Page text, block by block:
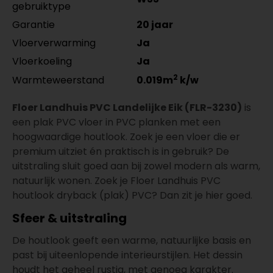
gebruiktype
Garantie
20 jaar
Vloerverwarming
Ja
Vloerkoeling
Ja
Warmteweerstand
0.019m2 k/w
Floer Landhuis PVC Landelijke Eik (FLR-3230) is
een plak PVC vloer in PVC planken met een
hoogwaardige houtlook. Zoek je een vloer die er
premium uitziet én praktisch is in gebruik? De
uitstraling sluit goed aan bij zowel modern als warm,
natuurlijk wonen. Zoek je Floer Landhuis PVC
houtlook dryback (plak) PVC? Dan zit je hier goed.
Sfeer & uitstraling
De houtlook geeft een warme, natuurlijke basis en
past bij uiteenlopende interieurstijlen. Het dessin
houdt het geheel rustig, met genoeg karakter.